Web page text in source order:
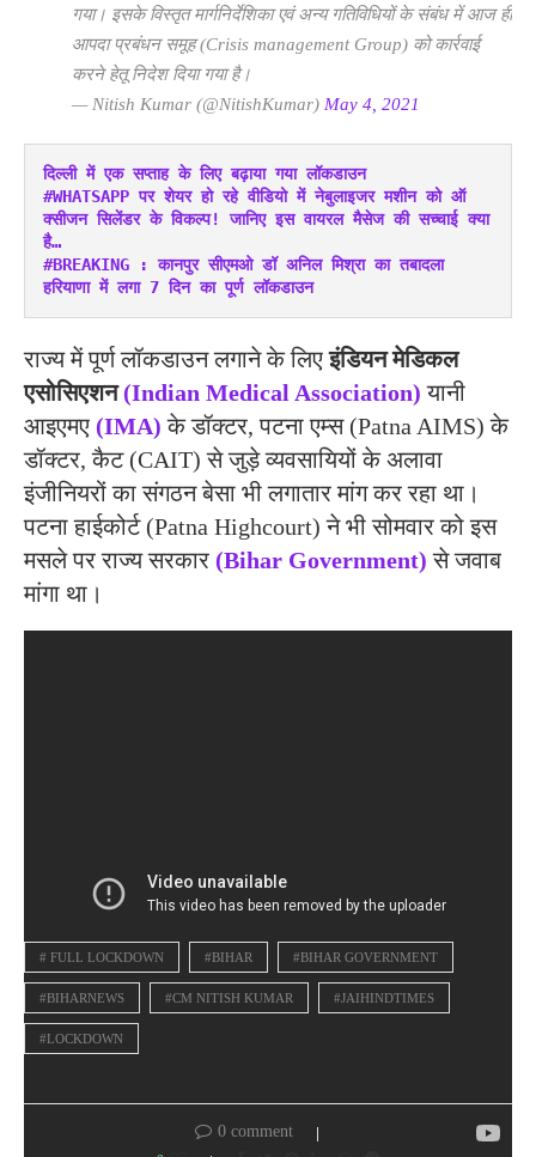
गया। इसके विस्तृत मार्गनिर्देशिका एवं अन्य गतिविधियों के संबंध में आज ही
आपदा प्रबंधन समूह (Crisis management Group) को कार्रवाई
करने हेतू निदेश दिया गया है।
— Nitish Kumar (@NitishKumar) May 4, 2021
दिल्ली में एक सप्ताह के लिए बढ़ाया गया लॉकडाउन
#WHATSAPP पर शेयर हो रहे वीडियो में नेबुलाइजर मशीन को ऑ
क्सीजन सिलेंडर के विकल्प! जानिए इस वायरल मैसेज की सच्चाई क्या
है…
#BREAKING : कानपुर सीएमओ डॉ अनिल मिश्रा का तबादला
हरियाणा में लगा 7 दिन का पूर्ण लॉकडाउन
राज्‍य में पूर्ण लॉकडाउन लगाने के लिएइंडियन मेडिकल
एसोसिएशन(Indian Medical Association)यानी
आइएमए (IMA) के डॉक्‍टर, पटना एम्‍स (Patna AIMS) के
डॉक्‍टर, कैट (CAIT) से जुड़े व्‍यवसायियों के अलावा
इंजीनियरों का संगठन बेसा भी लगातार मांग कर रहा था।
पटना हाईकोर्ट (Patna Highcourt) ने भी सोमवार को इस
मसले पर राज्‍य सरकार (Bihar Government) से जवाब
मांगा था।
# FULL LOCKDOWN #BIHAR #BIHAR GOVERNMENT
#BIHARNEWS #CM NITISH KUMAR #JAIHINDTIMES
#LOCKDOWN
0 comment